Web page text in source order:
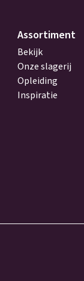
Assortiment
Bekijk
Onze slagerij
Opleiding
Inspiratie